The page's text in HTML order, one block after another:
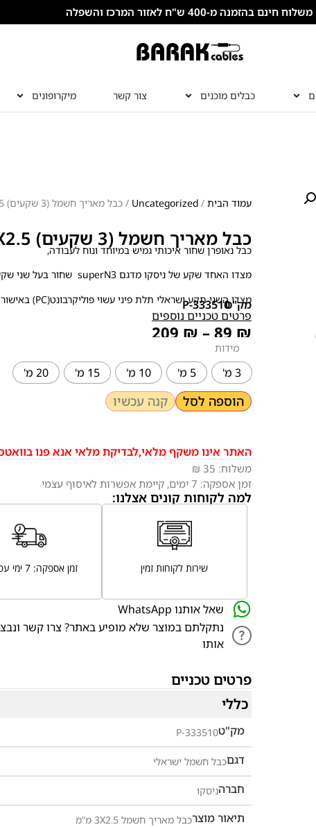
משלוח חינם בהזמנה מ-400 ש"ח לאזור המרכז והשפלה
כבלים מוכנים צור קשר מיקרופונים
עמוד הבית /
Uncategorized / כבל מאריך חשמל (3 שקעים) 3X2.5 מ”מ
כבל מאריך חשמל (3 שקעים) 3X2.5 מ”מ
כבל נאופרן שחור איכותי גמיש במיוחד ונוח לעבודה,
מצדו האחד שקע של ניסקו מדגם superN3 שחור בעל שני שקעים ישראלי.
מצדו השני תקע ישראלי תלת פיני עשוי פוליקרבונט(PC) באישור מכון התקנים.
מק"טP-333510
פרטים טכניים נוספים
89 ₪
–
209 ₪
מידות
3 מ' 5 מ' 10 מ' 15 מ' 20 מ'
הוספה לסל קנה עכשיו
האתר אינו משקף מלאי,לבדיקת מלאי אנא פנו
משלוח: 35 ₪
זמן אספקה: 7 ימים, קיימת אפשרות לאיסוף עצמי
למה לקוחות קונים אצלנו:
זמן אספקה: 7 ימי עסקים. שירות לקוחות זמין
שאל אותנו WhatsApp
נתקלתם במוצר שלא מופיע באתר? צרו קשר
אותו
פרטים טכניים
כללי
מק"טP-333510
דגםכבל חשמל ישראלי
חברהניסקו
תיאור מוצרכבל מאריך חשמל 3X2.5 מ”מ